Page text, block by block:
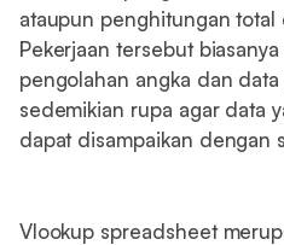
ataupun penghitungan total
Pekerjaan tersebut
pengolahan angka dan
sedemikian rupa agar data
dapat disampaikan dengan
Vlookup spreadsheet